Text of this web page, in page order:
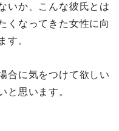
いか、こんな彼氏とは
くなってきた女性に向
す。
合に気をつけて欲しい
と思います。